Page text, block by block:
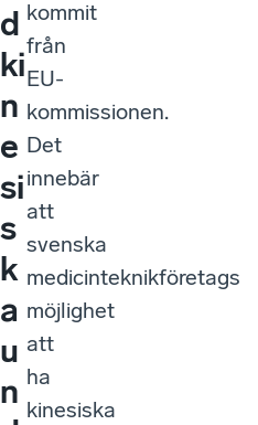
d
ki
n
e
si
s
k
a
u
n
kommit
från
EU-
kommissionen.
Det
innebär
att
svenska
medicinteknikföretags
möjlighet
att
ha
kinesiska